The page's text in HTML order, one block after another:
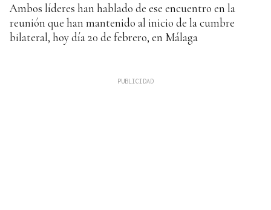
Ambos líderes han hablado de ese encuentro en la
reunión que han mantenido al inicio de la cumbre
bilateral, hoy día 20 de febrero, en Málaga